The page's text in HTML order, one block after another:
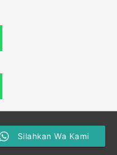
Group
Silahkan Wa Kami